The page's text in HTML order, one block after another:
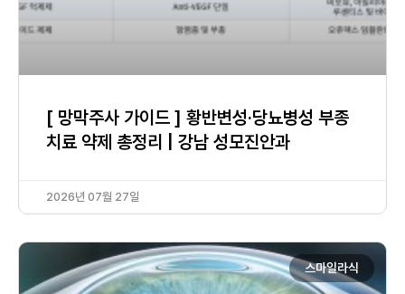
[ 망막주사 가이드 ] 황반변성·당뇨병성 부종
치료 약제 총정리 | 강남 성모진안과
2026년 07월 27일
스마일라식